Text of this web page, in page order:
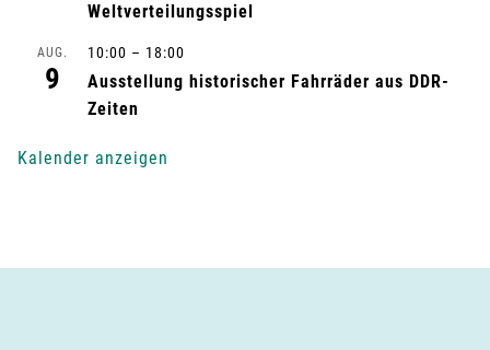
-
a
Weltverteilungsspiel
AUG.
9
10:00 – 18:00
Ausstellung historischer Fahrräder aus DDR-
Zeiten
Kalender anzeigen